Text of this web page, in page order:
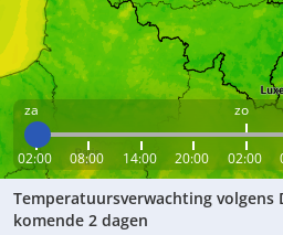
za zo
02:00 08:00 14:00 20:00 02:00
Temperatuursverwachting volgens
komende 2 dagen